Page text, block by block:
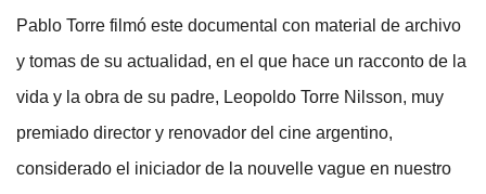
Pablo Torre filmó este documental con material de archivo
y tomas de su actualidad, en el que hace un racconto de la
vida y la obra de su padre, Leopoldo Torre Nilsson, muy
premiado director y renovador del cine argentino,
considerado el iniciador de la nouvelle vague en nuestro